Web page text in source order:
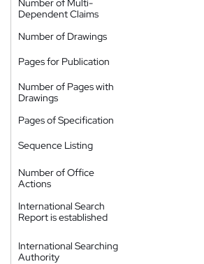
Number of Multi-
Dependent Claims
Number of Drawings
Pages for Publication
Number of Pages with
Drawings
Pages of Specification
Sequence Listing
Number of Office
Actions
International Search
Report is established
International Searching
Authority